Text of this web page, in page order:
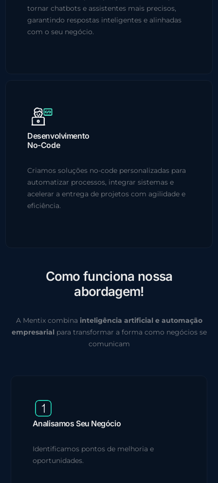
tornar chatbots e assistentes mais precisos,
garantindo respostas inteligentes e alinhadas
com o seu negócio.
Desenvolvimento
No-Code
Criamos soluções no-code personalizadas para
automatizar processos, integrar sistemas e
acelerar a entrega de projetos com agilidade e
eficiência.
Como funciona nossa
abordagem!
A Mentix combina inteligência artificial e automação
empresarial para transformar a forma como negócios se
comunicam
Analisamos Seu Negócio
Identificamos pontos de melhoria e
oportunidades.